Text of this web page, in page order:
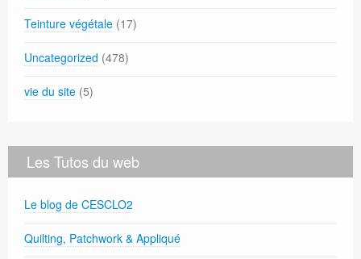
Teinture végétale (17)
Uncategorized (478)
vie du site (5)
Les Tutos du web
Le blog de CESCLO2
Quilting, Patchwork & Appliqué